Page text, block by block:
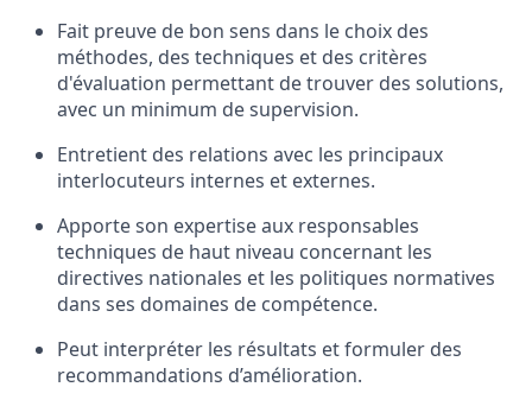
Fait preuve de bon sens dans le choix des
méthodes, des techniques et des critères
d'évaluation permettant detrouver des solutions,
avec un minimum de supervision.
Entretient des relations avec les principaux
interlocuteurs internes et externes.
Apporteson expertiseaux responsables
techniques de haut niveau concernant les
directives nationales et les politiques normatives
dans ses domaines de compétence.
Peut interpréter les résultats etformuler des
recommandations d’amélioration.